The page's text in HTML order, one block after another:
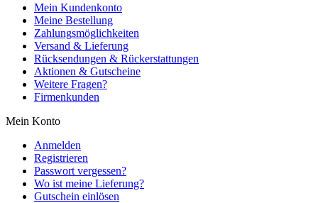
Mein Kundenkonto
Meine Bestellung
Zahlungsmöglichkeiten
Versand & Lieferung
Rücksendungen & Rückerstattungen
Aktionen & Gutscheine
Weitere Fragen?
Firmenkunden
Mein Konto
Anmelden
Registrieren
Passwort vergessen?
Wo ist meine Lieferung?
Gutschein einlösen